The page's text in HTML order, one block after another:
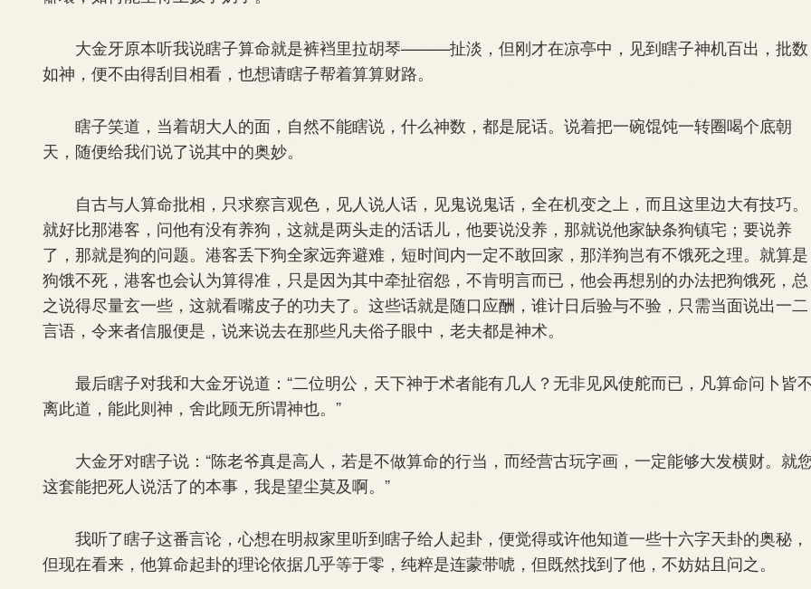
大金牙原本听我说瞎子算命就是裤裆里拉胡琴———扯淡，但刚才在凉亭中，见到瞎子神机百出，批数
如神，便不由得刮目相看，也想请瞎子帮着算算财路。
瞎子笑道，当着胡大人的面，自然不能瞎说，什么神数，都是屁话。说着把一碗馄饨一转圈喝个底朝
天，随便给我们说了说其中的奥妙。
自古与人算命批相，只求察言观色，见人说人话，见鬼说鬼话，全在机变之上，而且这里边大有技巧。
就好比那港客，问他有没有养狗，这就是两头走的活话儿，他要说没养，那就说他家缺条狗镇宅；要说养
了，那就是狗的问题。港客丢下狗全家远奔避难，短时间内一定不敢回家，那洋狗岂有不饿死之理。就算是
狗饿不死，港客也会认为算得准，只是因为其中牵扯宿怨，不肯明言而已，他会再想别的办法把狗饿死，总
之说得尽量玄一些，这就看嘴皮子的功夫了。这些话就是随口应酬，谁计日后验与不验，只需当面说出一二
言语，令来者信服便是，说来说去在那些凡夫俗子眼中，老夫都是神术。
最后瞎子对我和大金牙说道：“二位明公，天下神于术者能有几人？无非见风使舵而已，凡算命问卜皆
离此道，能此则神，舍此顾无所谓神也。”
大金牙对瞎子说：“陈老爷真是高人，若是不做算命的行当，而经营古玩字画，一定能够大发横财。就
这套能把死人说活了的本事，我是望尘莫及啊。”
我听了瞎子这番言论，心想在明叔家里听到瞎子给人起卦，便觉得或许他知道一些十六字天卦的奥秘，
但现在看来，他算命起卦的理论依据几乎等于零，纯粹是连蒙带唬，但既然找到了他，不妨姑且问之。